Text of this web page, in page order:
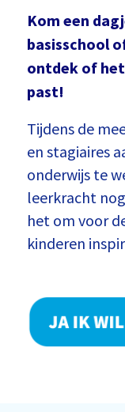
Kom een
basisschool
ontdek of
past!
Tijdens de
en stagiaires
onderwijs te
leerkracht
het om voor
kinderen